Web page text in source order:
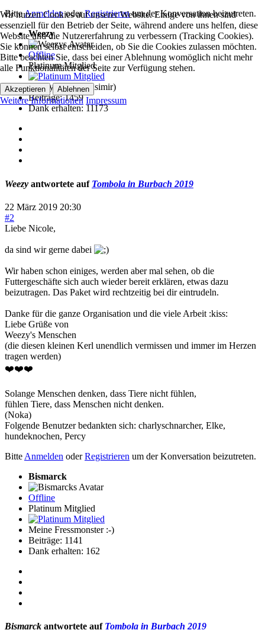
BitteAnmeldenoderRegistrierenum der Konversation beizutreten.
Weezy
Offline
Platinum Mitglied
Weezy (ehem. Casimir)
Beiträge: 1459
Dank erhalten: 11173
Weezy antwortete auf Tombola in Burbach 2019
22 März 2019 20:30
#2
Liebe Nicole,
da sind wir gerne dabei
Wir haben schon einiges, werden aber mal sehen, ob die
Futtergeschäfte sich auch wieder bereit erklären, etwas dazu
beizutragen. Das Paket wird rechtzeitig bei dir eintrudeln.
Danke für die ganze Organisation und die viele Arbeit :kiss:
Liebe Grüße von
Weezy's Menschen
(die diesen kleinen Kerl unendlich vermissen und immer im Herzen
tragen werden)
❤️❤️❤️
Solange Menschen denken, dass Tiere nicht fühlen,
fühlen Tiere, dass Menschen nicht denken.
(Noka)
Folgende Benutzer bedankten sich: charlyschnarcher, Elke,
hundeknochen, Percy
Bitte Anmelden oderRegistrieren um der Konversation beizutreten.
Bismarck
Offline
Platinum Mitglied
Meine Fressmonster :-)
Beiträge: 1141
Dank erhalten: 162
Bismarck antwortete auf Tombola in Burbach 2019
Wir nutzen Cookies auf unserer Website. Einige von ihnen sind
essenziell für den Betrieb der Seite, während andere uns helfen, diese
Website und die Nutzererfahrung zu verbessern (Tracking Cookies).
Sie können selbst entscheiden, ob Sie die Cookies zulassen möchten.
Bitte beachten Sie, dass bei einer Ablehnung womöglich nicht mehr
alle Funktionalitäten der Seite zur Verfügung stehen.
Akzeptieren Ablehnen
Weitere Informationen Impressum